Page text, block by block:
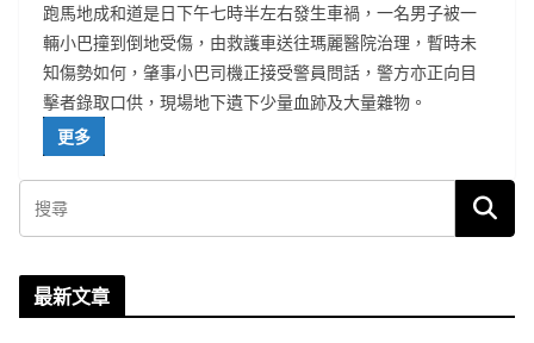
跑馬地成和道是日下午七時半左右發生車禍，一名男子被一
輛小巴撞到倒地受傷，由救護車送往瑪麗醫院治理，暫時未
知傷勢如何，肇事小巴司機正接受警員問話，警方亦正向目
擊者錄取口供，現場地下遺下少量血跡及大量雜物。
更多
最新文章